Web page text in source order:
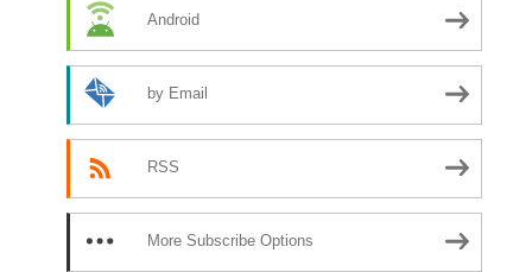
Android
by Email
RSS
More Subscribe Options